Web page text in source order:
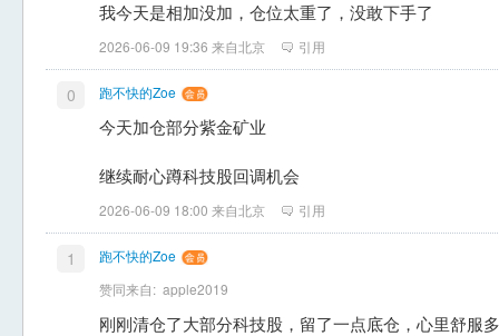
我今天是相加没加，仓位太重了，没敢下手了
2026-06-09 19:36 来自北京 引用
0 跑不快的Zoe
今天加仓部分紫金矿业
继续耐心蹲科技股回调机会
2026-06-09 18:00 来自北京 引用
1
跑不快的Zoe
赞同来自: apple2019
刚刚清仓了大部分科技股，留了一点底仓，心里舒服